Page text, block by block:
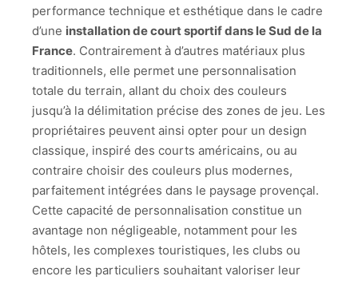
performance technique et esthétique dans le cadre
d’une installation de court sportif dans le Sud de la
France. Contrairement à d’autres matériaux plus
traditionnels, elle permet une personnalisation
totale du terrain, allant du choix des couleurs
jusqu’à la délimitation précise des zones de jeu. Les
propriétaires peuvent ainsi opter pour un design
classique, inspiré des courts américains, ou au
contraire choisir des couleurs plus modernes,
parfaitement intégrées dans le paysage provençal.
Cette capacité de personnalisation constitue un
avantage non négligeable, notamment pour les
hôtels, les complexes touristiques, les clubs ou
encore les particuliers souhaitant valoriser leur